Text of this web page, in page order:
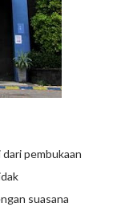
pembukaan
suasana